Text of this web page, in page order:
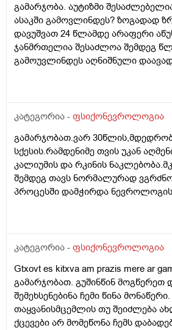
გამარჯობა. აუტიზმი
ასაკში გამოვლინდეს? ზოგადად
დავუშვათ 24 წლამდე არაფერი
ჯანმრთელია შესაძლოა შემდეგ
გამოუვლინდეს აღნიშნული
კატეგორია - ფსიქონევროლოგია
გამარჯობათ.ვარ
სქესის.რამდენიმე თვის უკან
კალიუმის და რკინის
შემდეგ თავს ნორმალურად
პროცესში დამჭირდა
ნაწილში.რისი ბრალი შეიძლება
კატეგორია - ფსიქონევროლოგია
Gtxovt es kitxva am prazis mere ar
გამარჯობათ. გუშინწინ მოგწერეთ
შემეხსენებინა ჩემი წინა
თაყვანისმცემლის თუ შეიძლება
ქცევები არ მომეწონა ჩემს